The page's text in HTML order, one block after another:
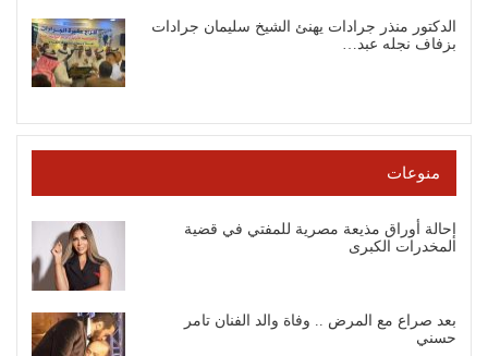
الدكتور منذر جرادات يهنئ الشيخ سليمان جرادات
بزفاف نجله عبد…
منوعات
إحالة أوراق مذيعة مصرية للمفتي في قضية
المخدرات الكبرى
بعد صراع مع المرض .. وفاة والد الفنان تامر
حسني